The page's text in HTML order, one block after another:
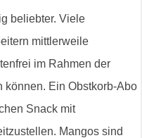
beliebter. Viele
mittlerweile
im Rahmen der
können. Ein Obstkorb-Abo
Snack mit
Mangos sind